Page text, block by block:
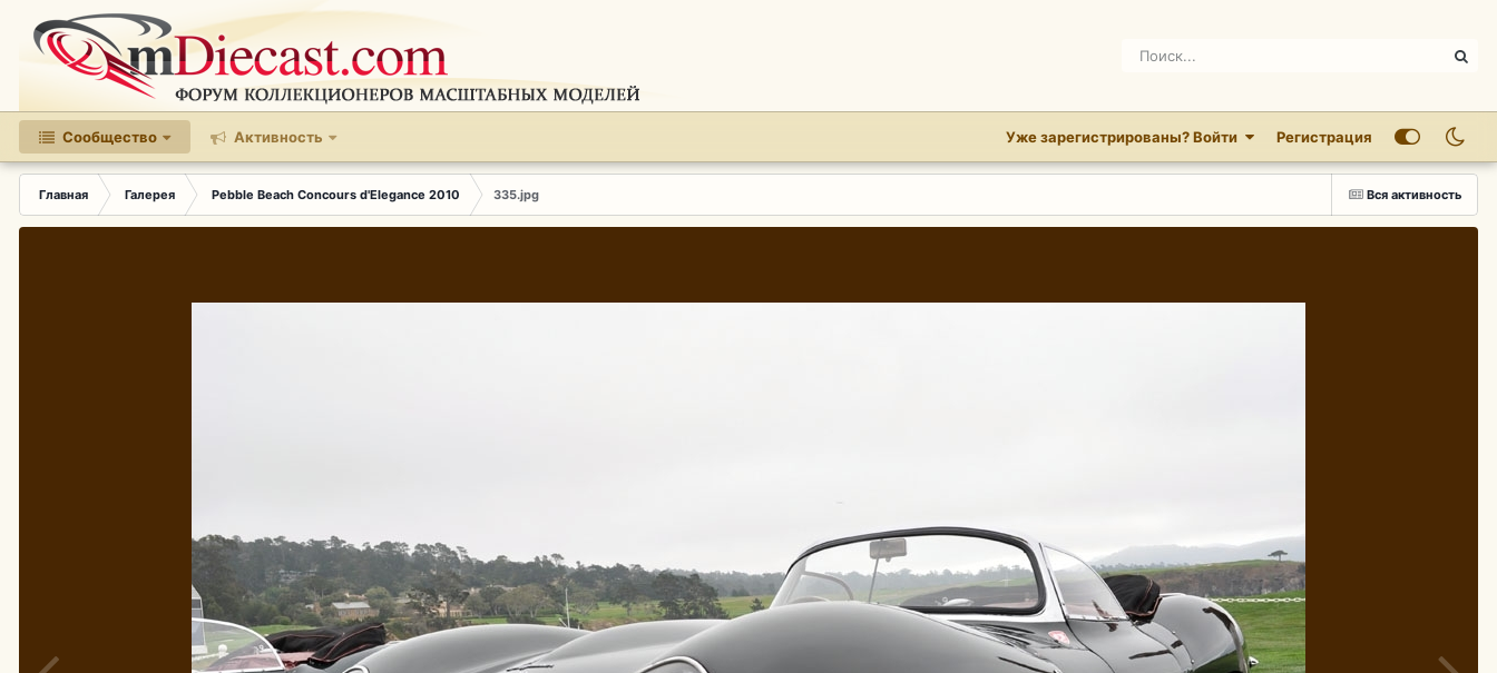
Сообщество Активность Уже зарегистрированы? Войти Регистрация
Вся активность
Главная Галерея Pebble Beach Concours d'Elegance 2010 335.jpg